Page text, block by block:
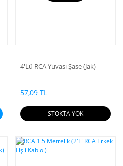
4'Lü RCA Yuvası Şase (Jak)
57,09 TL
STOKTA YOK